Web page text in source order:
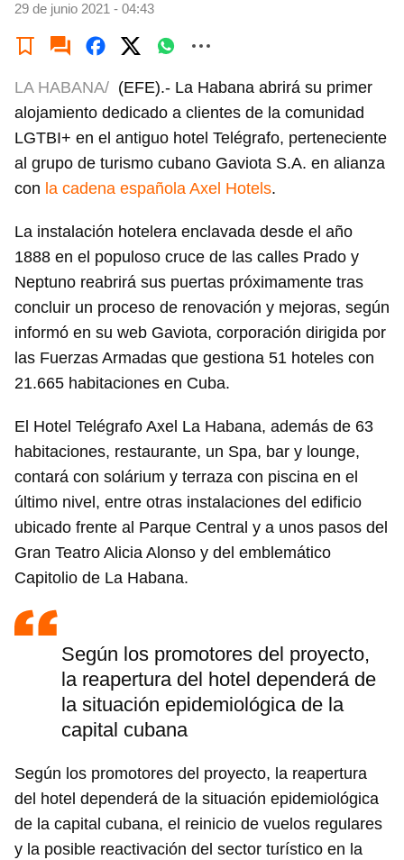
29 de junio 2021 - 04:43
LA HABANA/ (EFE).- La Habana abrirá su primer
alojamiento dedicado a clientes de la comunidad
LGTBI+ en el antiguo hotel Telégrafo, perteneciente
al grupo de turismo cubano Gaviota S.A. en alianza
con la cadena española Axel Hotels.
La instalación hotelera enclavada desde el año
1888 en el populoso cruce de las calles Prado y
Neptuno reabrirá sus puertas próximamente tras
concluir un proceso de renovación y mejoras, según
informó en su web Gaviota, corporación dirigida por
las Fuerzas Armadas que gestiona 51 hoteles con
21.665 habitaciones en Cuba.
El Hotel Telégrafo Axel La Habana, además de 63
habitaciones, restaurante, un Spa, bar y lounge,
contará con solárium y terraza con piscina en el
último nivel, entre otras instalaciones del edificio
ubicado frente al Parque Central y a unos pasos del
Gran Teatro Alicia Alonso y del emblemático
Capitolio de La Habana.
Según los promotores del proyecto,
la reapertura del hotel dependerá de
la situación epidemiológica de la
capital cubana
Según los promotores del proyecto, la reapertura
del hotel dependerá de la situación epidemiológica
de la capital cubana, el reinicio de vuelos regulares
y la posible reactivación del sector turístico en la